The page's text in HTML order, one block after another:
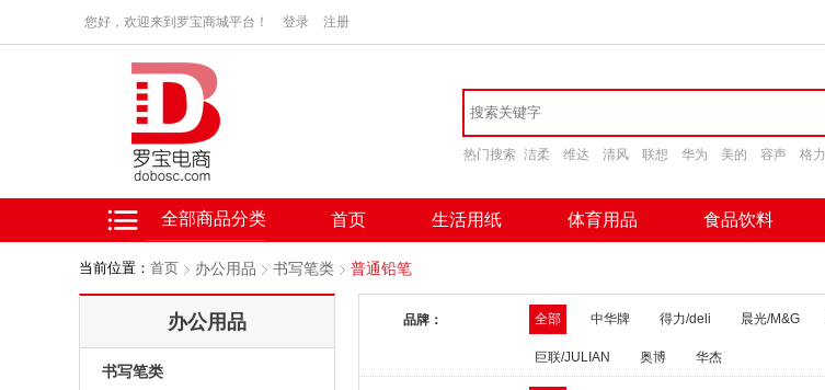
您好，欢迎来到罗宝商城平台！ 登录 注册
热门搜索 洁柔 维达 清风 联想 华为 美的 容声 格力
全部商品分类 首页 生活用纸 体育用品 食品饮料
当前位置： 首页 办公用品 书写笔类 普通铅笔
办公用品
书写笔类
品牌： 全部 中华牌 得力/deli 晨光/M&G
巨联/JULIAN 奥博 华杰